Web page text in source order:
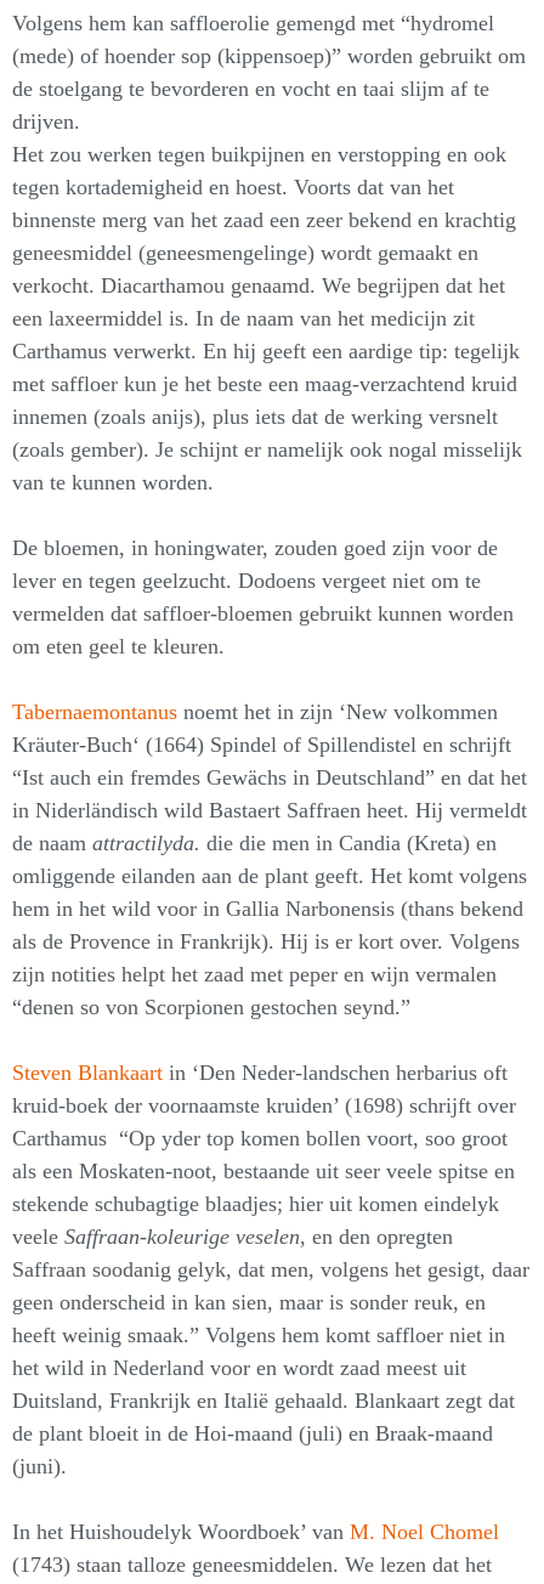
Volgens hem kan saffloerolie gemengd met “hydromel
(mede) of hoender sop (kippensoep)” worden gebruikt om
de stoelgang te bevorderen en vocht en taai slijm af te
drijven.
Het zou werken tegen buikpijnen en verstopping en ook
tegen kortademigheid en hoest. Voorts dat van het
binnenste merg van het zaad een zeer bekend en krachtig
geneesmiddel (geneesmengelinge) wordt gemaakt en
verkocht. Diacarthamou genaamd. We begrijpen dat het
een laxeermiddel is. In de naam van het medicijn zit
Carthamus verwerkt. En hij geeft een aardige tip: tegelijk
met saffloer kun je het beste een maag-verzachtend kruid
innemen (zoals anijs), plus iets dat de werking versnelt
(zoals gember). Je schijnt er namelijk ook nogal misselijk
van te kunnen worden.
De bloemen, in honingwater, zouden goed zijn voor de
lever en tegen geelzucht. Dodoens vergeet niet om te
vermelden dat saffloer-bloemen gebruikt kunnen worden
om eten geel te kleuren.
Tabernaemontanus noemt het in zijn ‘New volkommen
Kräuter-Buch‘ (1664) Spindel of Spillendistel en schrijft
“Ist auch ein fremdes Gewächs in Deutschland” en dat het
in Niderländisch wild Bastaert Saffraen heet. Hij vermeldt
de naam attractilyda. die die men in Candia (Kreta) en
omliggende eilanden aan de plant geeft. Het komt volgens
hem in het wild voor in Gallia Narbonensis (thans bekend
als de Provence in Frankrijk). Hij is er kort over. Volgens
zijn notities helpt het zaad met peper en wijn vermalen
“denen so von Scorpionen gestochen seynd.”
Steven Blankaart in ‘Den Neder-landschen herbarius oft
kruid-boek der voornaamste kruiden’ (1698) schrijft over
Carthamus “Op yder top komen bollen voort, soo groot
als een Moskaten-noot, bestaande uit seer veele spitse en
stekende schubagtige blaadjes; hier uit komen eindelyk
veele Saffraan-koleurige veselen, en den opregten
Saffraan soodanig gelyk, dat men, volgens het gesigt, daar
geen onderscheid in kan sien, maar is sonder reuk, en
heeft weinig smaak.” Volgens hem komt saffloer niet in
het wild in Nederland voor en wordt zaad meest uit
Duitsland, Frankrijk en Italië gehaald. Blankaart zegt dat
de plant bloeit in de Hoi-maand (juli) en Braak-maand
(juni).
In het Huishoudelyk Woordboek’ van M. Noel Chomel
(1743) staan talloze geneesmiddelen. We lezen dat het